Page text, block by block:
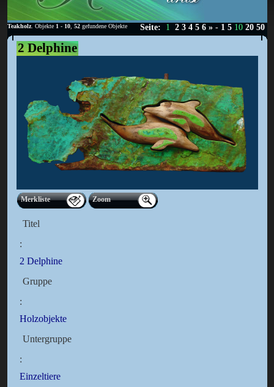
Teakholz. Objekte 1 - 10, 52gefundene Objekte Seite: 1 2 3 4 5 6 » - 1 510 20 50
2 Delphine
Merkliste Zoom
Titel
:
2 Delphine
Gruppe
:
Holzobjekte
Untergruppe
:
Einzeltiere